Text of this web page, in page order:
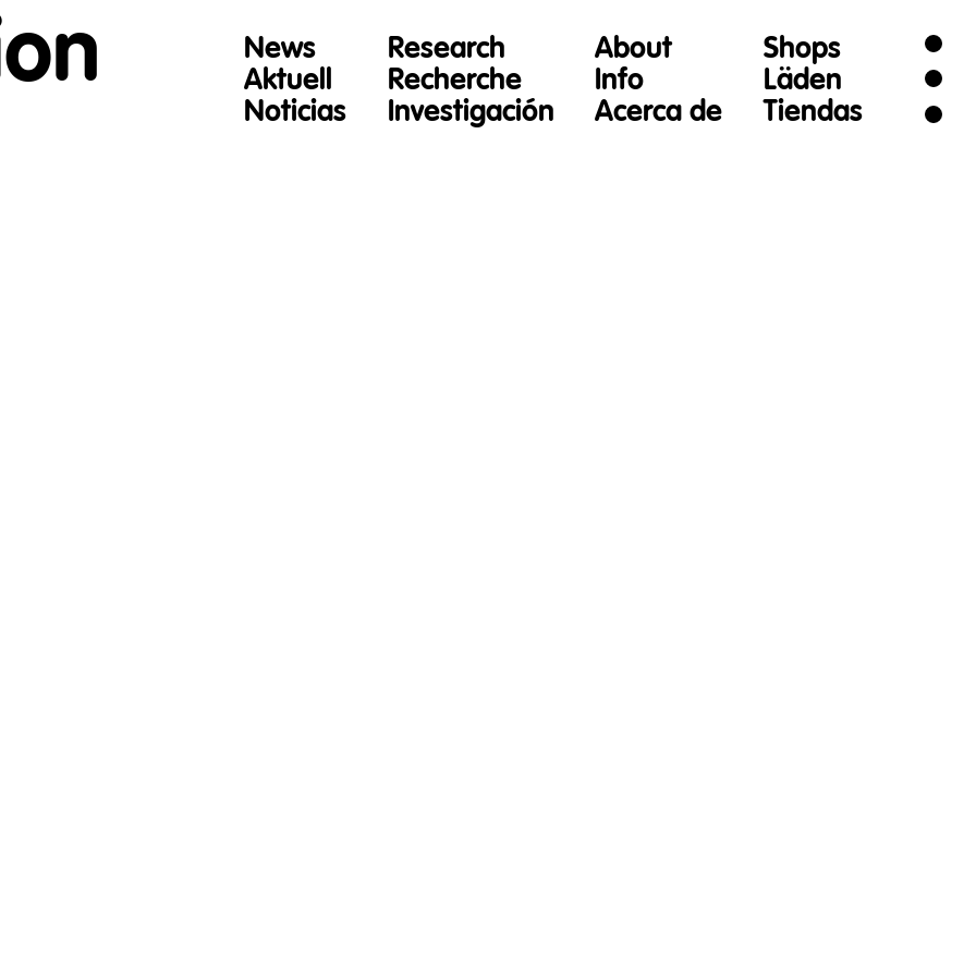
News
Aktuell
Noticias
Research
Recherche
Investigación
About
Info
Acerca de
Shops
Läden
Tiendas